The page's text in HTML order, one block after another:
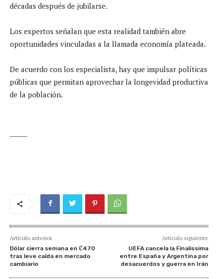
décadas después de jubilarse.
Los expertos señalan que esta realidad también abre
oportunidades vinculadas a la llamada economía plateada.
De acuerdo con los especialista, hay que impulsar políticas
públicas que permitan aprovechar la longevidad productiva
de la población.
Artículo anterior
Dólar cierra semana en ₡470
tras leve caída en mercado
cambiario
Artículo siguiente
UEFA cancela la Finalissima
entre España y Argentina por
desacuerdos y guerra en Irán